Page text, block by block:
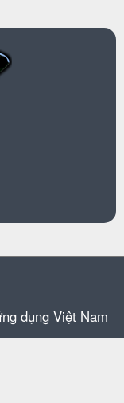
dụng Việt Nam